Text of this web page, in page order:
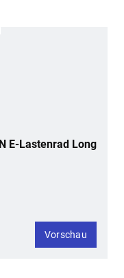
E-Lastenrad Long
Vorschau